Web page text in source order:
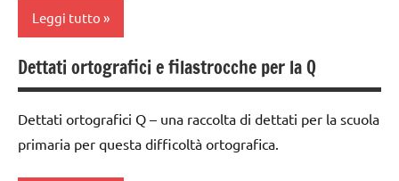
TUTTI GLI
TUTTI GLI
ARTICOLI
3a
dettati
ortografici
dettati/difficoltà
Leggi tutto
classe
1a
classe
2a
Dettati ortografici e filastrocche per la Q
Dettati ortografici Q – una raccolta di dettati per la scuola
primaria per questa difficoltà ortografica.